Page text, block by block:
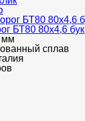
БТ80 80х4,6 бук
мм
сплав